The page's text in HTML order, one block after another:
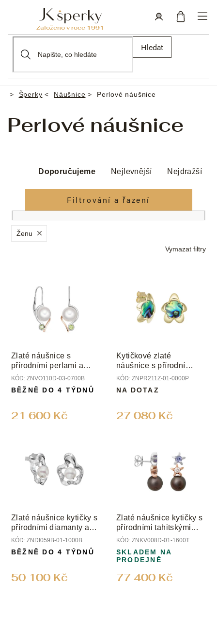
Hledat
Domů
Šperky Náušnice Perlové náušnice
Perlové náušnice
z
n
í
p
r
k
t
ů
Doporučujeme Nejlevnější Nejdražší
Filtrování a řazení
Ženu
Vymazat filtry
o
d
u
k
ů
Zlaté náušnice s
přírodními perlami a
peridoty
KÓD: ZNVO110D-03-0700B
21 600 Kč
BĚŽNĚ DO 4 TÝDNŮ
Kytičkové zlaté
náušnice s přírodní
perletí
KÓD: ZNPR211Z-01-0000P
27 080 Kč
NA DOTAZ
Zlaté náušnice kytičky s
přírodními diamanty a
perlami
KÓD: ZNDI059B-01-1000B
50 100 Kč
BĚŽNĚ DO 4 TÝDNŮ
Zlaté náušnice kytičky s
přírodními tahitskými
perlami; tanzanity a
KÓD: ZNKV008D-01-1600T
77 400 Kč
SKLADEM NA
PRODEJNĚ